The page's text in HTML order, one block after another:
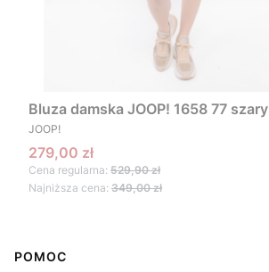
Bluza damska JOOP! 1658 77 szary
PRODUCENT
JOOP!
Cena promocyjna
279,00 zł
Cena regularna: 529,90 zł
Najniższa cena: 349,00 zł
Linki w stopce
POMOC